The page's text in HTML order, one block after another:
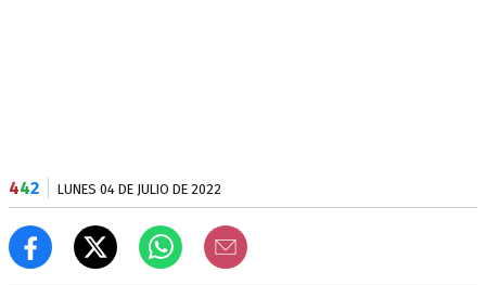
442 LUNES 04 DE JULIO DE 2022